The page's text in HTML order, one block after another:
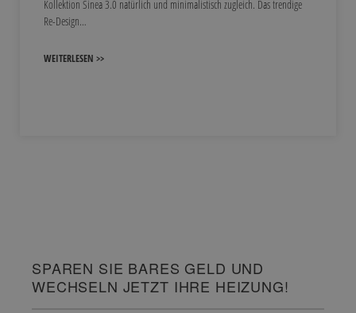
Kollektion Sinea 3.0 natürlich und minimalistisch zugleich. Das trendige
Re-Design…
WEITERLESEN >>
SPAREN SIE BARES GELD UND
WECHSELN JETZT IHRE HEIZUNG!